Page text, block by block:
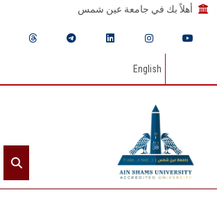
أهلاً بك في جامعة عين شمس
English